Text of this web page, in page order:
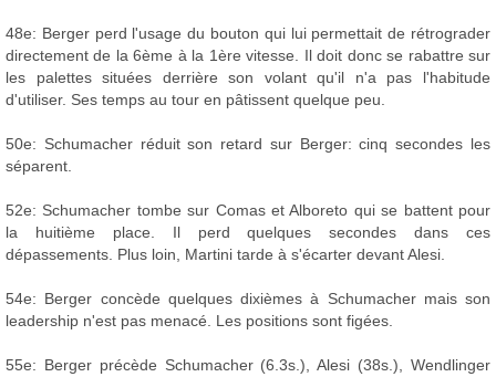
48e: Berger perd l'usage du bouton qui lui permettait de rétrograder
directement de la 6ème à la 1ère vitesse. Il doit donc se rabattre sur
les palettes situées derrière son volant qu'il n'a pas l'habitude
d'utiliser. Ses temps au tour en pâtissent quelque peu.
50e: Schumacher réduit son retard sur Berger: cinq secondes les
séparent.
52e: Schumacher tombe sur Comas et Alboreto qui se battent pour
la huitième place. Il perd quelques secondes dans ces
dépassements. Plus loin, Martini tarde à s'écarter devant Alesi.
54e: Berger concède quelques dixièmes à Schumacher mais son
leadership n'est pas menacé. Les positions sont figées.
55e: Berger précède Schumacher (6.3s.), Alesi (38s.), Wendlinger